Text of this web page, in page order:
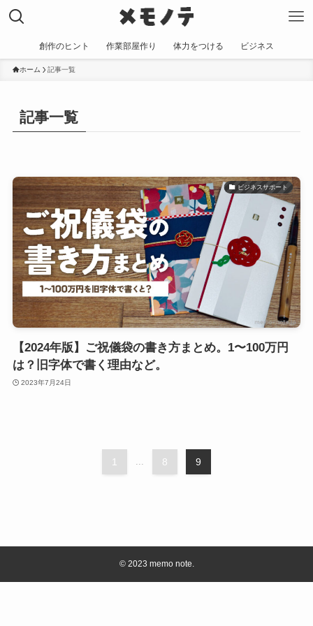
創作のヒント 作業部屋作り 体力をつける ビジネス
ホーム 記事一覧
記事一覧
ビジネスサポート
【2024年版】ご祝儀袋の書き方まとめ。1〜100万円
は？旧字体で書く理由など。
2023年7月24日
1 8 9
©2023 memo note.